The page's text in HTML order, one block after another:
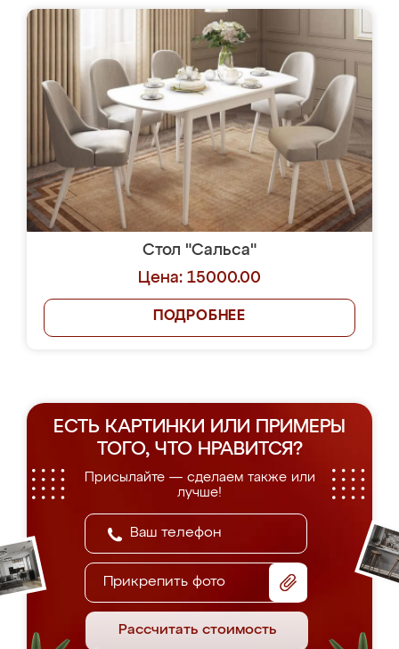
Стол "Сальса"
Цена: 15000.00
ПОДРОБНЕЕ
ЕСТЬ КАРТИНКИ ИЛИ ПРИМЕРЫ
ТОГО, ЧТО НРАВИТСЯ?
Присылайте — сделаем также или
лучше!
Прикрепить фото
Рассчитать стоимость